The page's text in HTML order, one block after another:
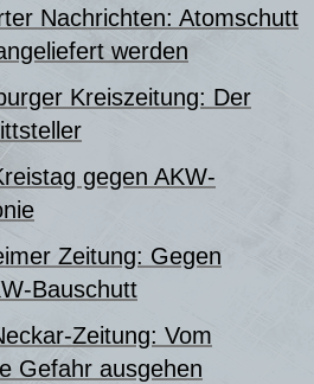
Nachrichten: Atomschutt
werden
Kreiszeitung: Der
gegen AKW-
Zeitung: Gegen
Bauschutt
Zeitung: Vom
Gefahr ausgehen